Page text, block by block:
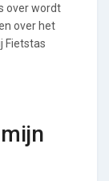
over wordt
over het
Fietstas